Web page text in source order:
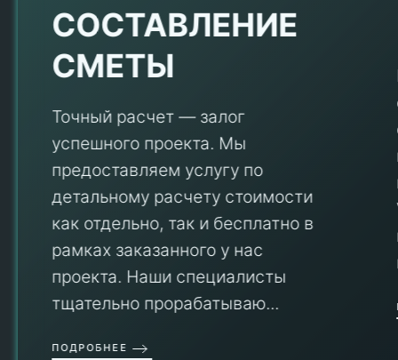
СОСТАВЛЕНИЕ
СМЕТЫ
Точный расчет — залог
успешного проекта. Мы
предоставляем услугу по
детальному расчету стоимости
как отдельно, так и бесплатно в
рамках заказанного у нас
проекта. Наши специалисты
тщательно прорабатываю...
ПОДРОБНЕЕ